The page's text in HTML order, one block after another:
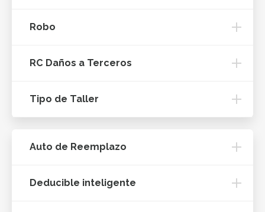
Robo
RC Daños a Terceros
Tipo de Taller
Auto de Reemplazo
Deducible inteligente